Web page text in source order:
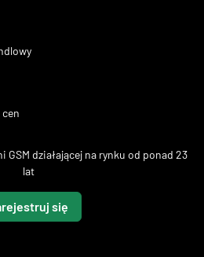
działającej na rynku od ponad 23
lat
się